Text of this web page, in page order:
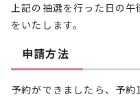
上記の抽選を行った日の
をいたします。
申請方法
予約ができましたら、予